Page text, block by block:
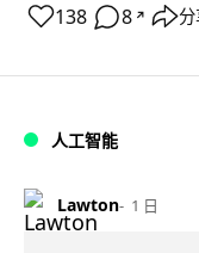
138 8 ↗
人工智能
Lawton 1 日